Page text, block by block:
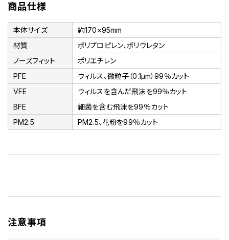
商品仕様
本体サイズ
約170×95mm
材質
ポリプロピレン、ポリウレタン
ノーズフィット
ポリエチレン
PFE
ウィルス、微粒子（0.1μm）99％カット
VFE
ウィルスを含んだ飛沫を99％カット
BFE
細菌を含む飛沫を99％カット
PM2.5
PM2.5、花粉を99％カット
注意事項